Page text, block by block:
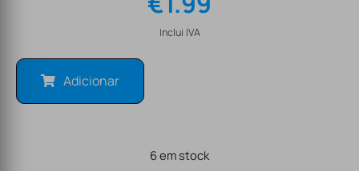
Inclui IVA
Adicionar
6 em stock